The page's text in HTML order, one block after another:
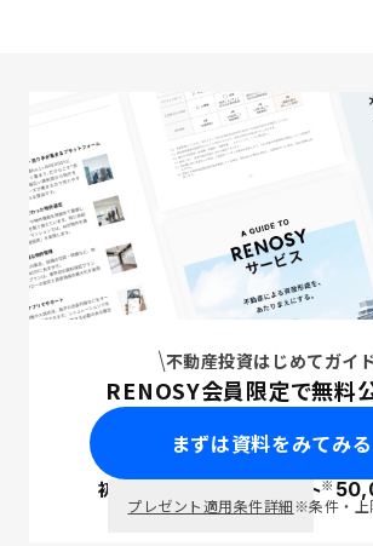
不動産投資はじめてガイ
RENOSY会員限定で無料
まずは資料をみてみる
初回面談で ポイント※
プレゼント適用条件詳細※条件・上